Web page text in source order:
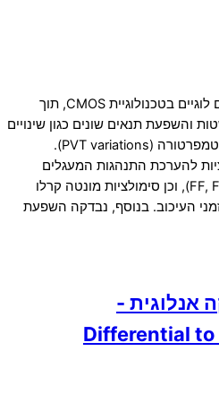
הדוח עוסק בתכנון וניתוח שערים לוגיים בטכנולוגיית CMOS, תוך
והשפעת תנאים שונים כגון שינויים
בתהליך הייצור, מתח העבודה, וטמפרטורה (PVT variations).
להערכת התנהגות המעגלים
בפינות תהליך שונות (FF, FS, SF, SS), וכן סימולציות מונטה קרלו
העיכוב. בנוסף, נבדקה השפעת
אנלוגית -
Differential to